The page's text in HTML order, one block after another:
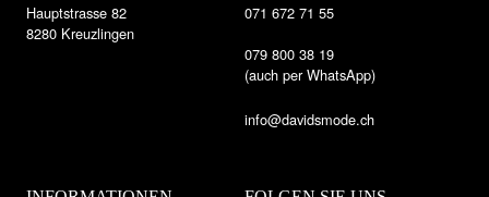
Hauptstrasse 82
8280 Kreuzlingen
071 672 71 55
079 800 38 19
(auch per WhatsApp)
info@davidsmode.ch